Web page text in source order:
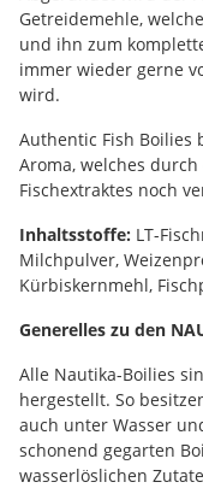
Getreidemehle,
und ihn zum
immer wieder gerne
wird.
Authentic Fish Boilies
Aroma, welches
Fischextraktes noch
Inhaltsstoffe: LT-
Milchpulver,
Kürbiskernmehl,
Generelles zu den
Alle Nautika-Boilies
hergestellt. So
auch unter Wasser
schonend gegarten
wasserlöslichen